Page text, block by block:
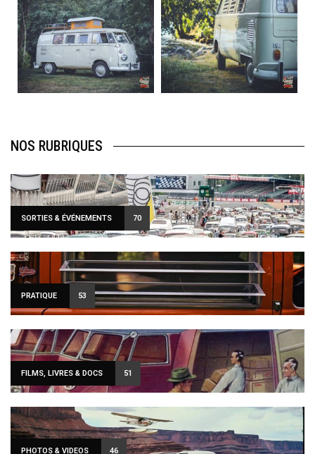
Août 10
120
0
Août 10
108
0
NOS RUBRIQUES
SORTIES & ÉVÉNEMENTS 70
PRATIQUE 53
FILMS, LIVRES & DOCS 51
PHOTOS & VIDEOS 46